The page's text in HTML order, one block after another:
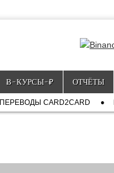
Ƀ-КУРСЫ-₽ ОТЧЁТЫ
ПЕРЕВОДЫ CARD2CARD